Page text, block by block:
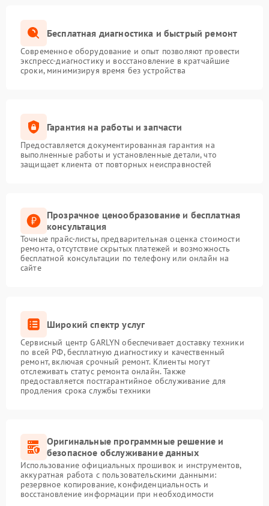
Бесплатная диагностика и быстрый ремонт
Современное оборудование и опыт позволяют провести
экспресс-диагностику и восстановление в кратчайшие
сроки, минимизируя время без устройства
Гарантия на работы и запчасти
Предоставляется документированная гарантия на
выполненные работы и установленные детали, что
защищает клиента от повторных неисправностей
Прозрачное ценообразование и бесплатная
консультация
Точные прайс-листы, предварительная оценка стоимости
ремонта, отсутствие скрытых платежей и возможность
бесплатной консультации по телефону или онлайн на
сайте
Широкий спектр услуг
Сервисный центр GARLYN обеспечивает доставку техники
по всей РФ, бесплатную диагностику и качественный
ремонт, включая срочный ремонт. Клиенты могут
отслеживать статус ремонта онлайн. Также
предоставляется постгарантийное обслуживание для
продления срока службы техники
Оригинальные программные решение и
безопасное обслуживание данных
Использование официальных прошивок и инструментов,
аккуратная работа с пользовательскими данными:
резервное копирование, конфиденциальность и
восстановление информации при необходимости